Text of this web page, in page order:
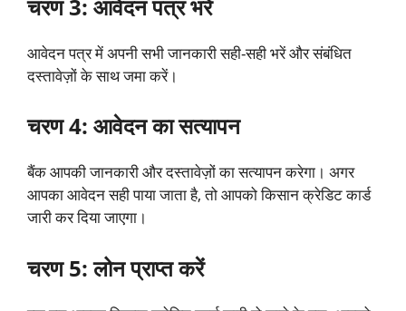
चरण 3: आवेदन पत्र भरें
आवेदन पत्र में अपनी सभी जानकारी सही-सही भरें और संबंधित
दस्तावेज़ों के साथ जमा करें।
चरण 4: आवेदन का सत्यापन
बैंक आपकी जानकारी और दस्तावेज़ों का सत्यापन करेगा। अगर
आपका आवेदन सही पाया जाता है, तो आपको किसान क्रेडिट कार्ड
जारी कर दिया जाएगा।
चरण 5: लोन प्राप्त करें